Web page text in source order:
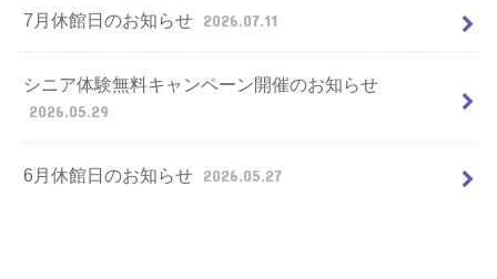
7月休館日のお知らせ 2026.07.11
シニア体験無料キャンペーン開催のお知らせ
2026.05.29
6月休館日のお知らせ 2026.05.27